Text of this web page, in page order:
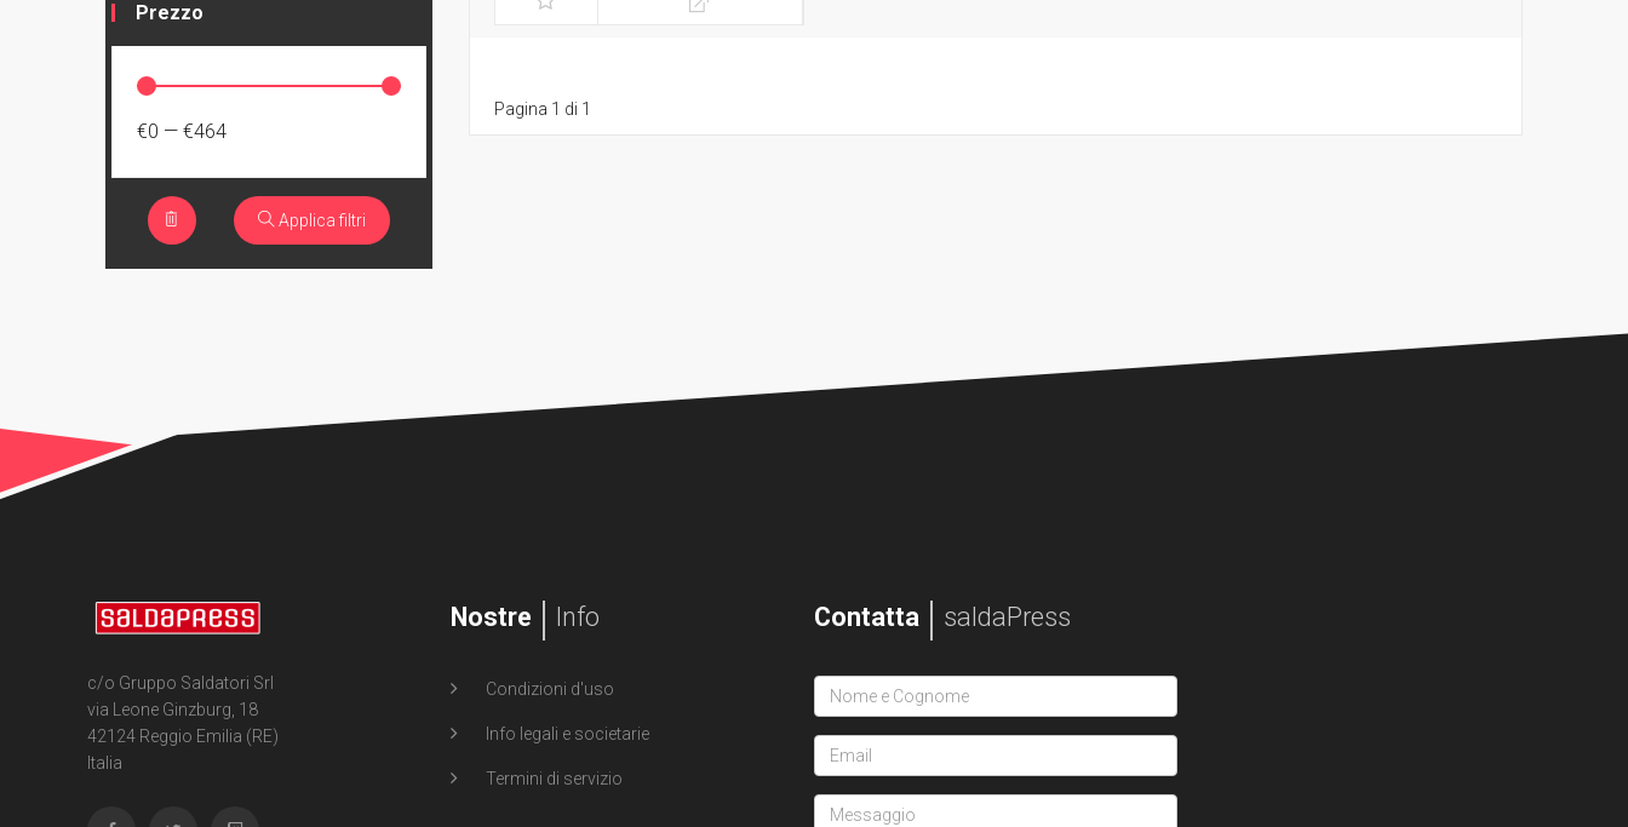
Pagina 1 di 1
Prezzo
€0 — €464
Applica filtri
c/o Gruppo Saldatori Srl
via Leone Ginzburg, 18
42124 Reggio Emilia (RE)
Italia
Nostre Info
Condizioni d'uso
Info legali e societarie
Termini di servizio
Contatta saldaPress